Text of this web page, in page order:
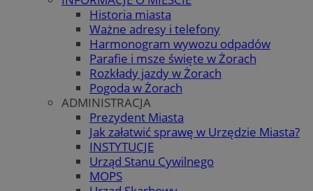
Historia miasta
Ważne adresy i telefony
Harmonogram wywozu odpadów
Parafie i msze święte w Żorach
Rozkłady jazdy w Żorach
Pogoda w Żorach
ADMINISTRACJA
Prezydent Miasta
Jak załatwić sprawę w Urzędzie Miasta?
INSTYTUCJE
Urząd Stanu Cywilnego
MOPS